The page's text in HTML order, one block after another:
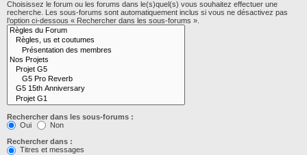
Choisissez le forum ou les forums dans le(s)quel(s) vous souhaitez effectuer une
recherche. Les sous-forums sont automatiquement inclus si vous ne désactivez pas
l’option ci-dessous « Rechercher dans les sous-forums ».
Rechercher dans les sous-forums :
Oui
Non
Rechercher dans :
Titres et messages